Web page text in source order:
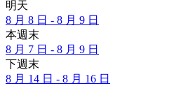
明天
8 月 8 日 - 8 月 9 日
本週末
8 月 7 日 - 8 月 9 日
下週末
8 月 14 日 - 8 月 16 日